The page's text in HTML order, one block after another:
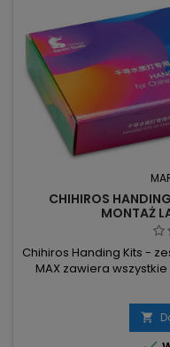
CHIHIROS
MONTAŻ
Chihiros Handing Kits -
MAX zawiera
lampy nad
zawieszenie lampy
Kompletny zestaw –
montaż bez
